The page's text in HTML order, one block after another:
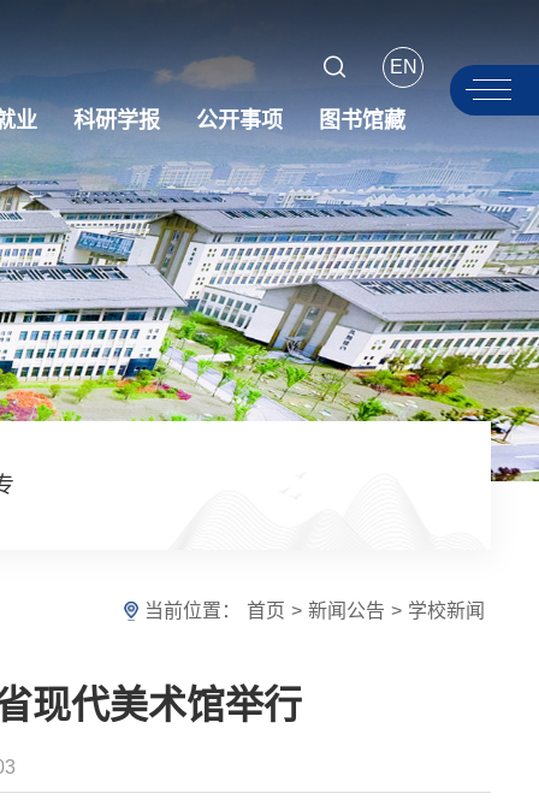
EN
业 科研学报 公开事项 图书馆藏
当前位置： 首页 > 新闻公告 > 学校新闻
现代美术馆举行